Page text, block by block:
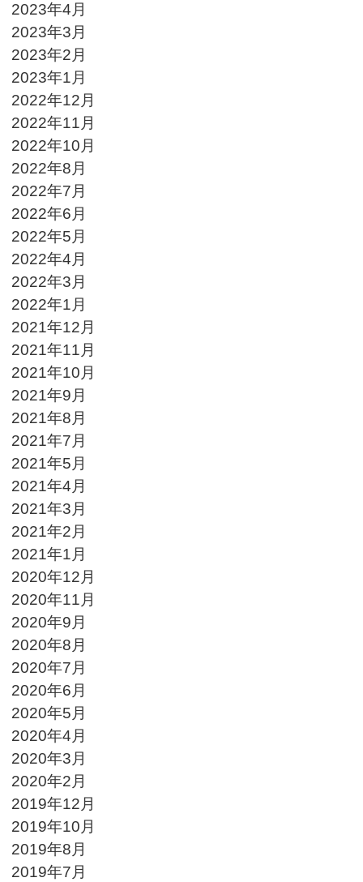
2023年4月
2023年3月
2023年2月
2023年1月
2022年12月
2022年11月
2022年10月
2022年8月
2022年7月
2022年6月
2022年5月
2022年4月
2022年3月
2022年1月
2021年12月
2021年11月
2021年10月
2021年9月
2021年8月
2021年7月
2021年5月
2021年4月
2021年3月
2021年2月
2021年1月
2020年12月
2020年11月
2020年9月
2020年8月
2020年7月
2020年6月
2020年5月
2020年4月
2020年3月
2020年2月
2019年12月
2019年10月
2019年8月
2019年7月